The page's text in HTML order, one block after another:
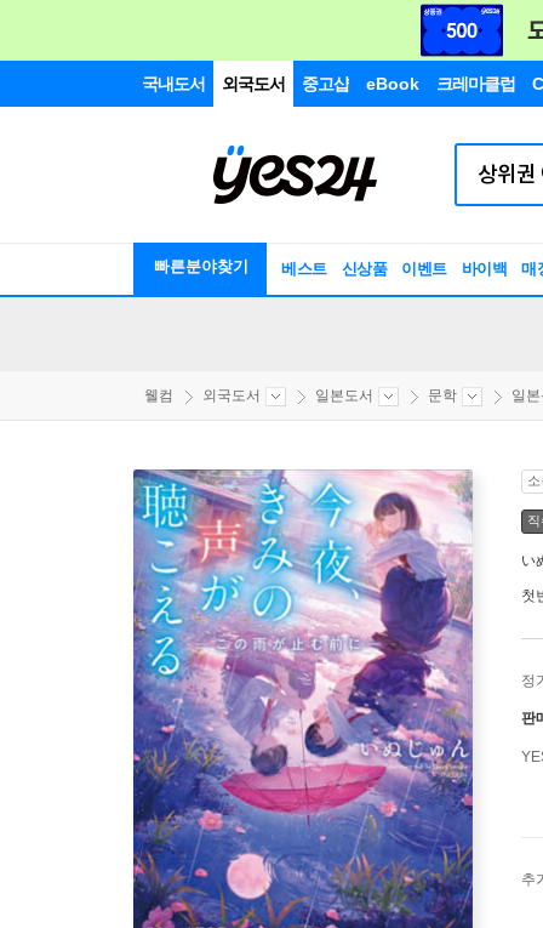
국내도서 외국도서 중고샵 eBook 크레마클럽
빠른분야찾기 베스트 신상품 이벤트 바이백 매
웰컴 외국도서 일본도서 문학 일
い
첫
정
판
추